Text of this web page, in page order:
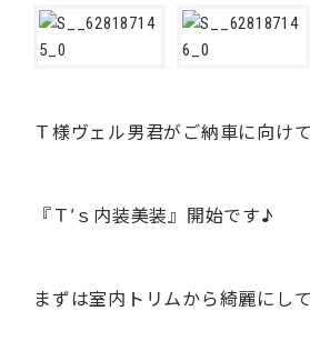
Ｔ様ヴェル男君がご納車に向けて
『Ｔ’ｓ内装美装』開始です♪
まずは室内トリムから綺麗にし